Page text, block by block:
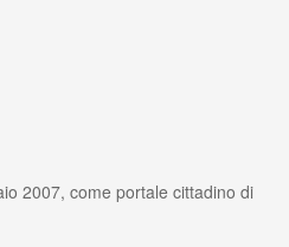
2007, come portale cittadino di